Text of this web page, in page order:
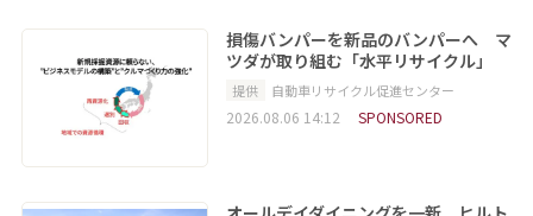
損傷バンパーを新品のバンパーへ マ
ツダが取り組む「水平リサイクル」
提供 自動車リサイクル促進センター
2026.08.06 14:12 SPONSORED